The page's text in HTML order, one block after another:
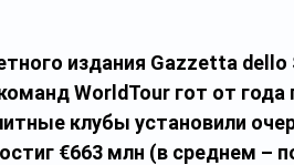
издания Gazzetta
WorldTour гот от
клубы установили
€663 млн (в среднем –